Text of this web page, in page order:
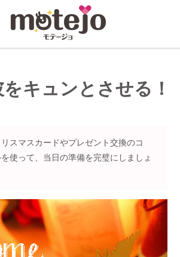
キュンとさせる！
スマスカードやプレゼント交換のコ
使って、当日の準備を完璧にしましょ